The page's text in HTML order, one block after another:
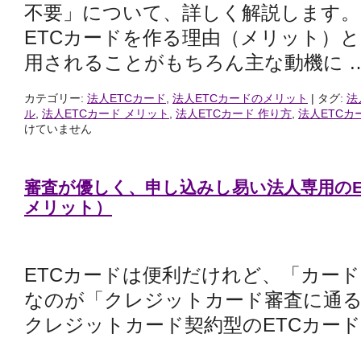
不要」について、詳しく解説します
ETCカードを作る理由（メリット）
用されることがもちろん主な動機に
カテゴリー: 法人ETCカード, 法人ETCカードのメリット | タグ: 法
ル, 法人ETCカード メリット , 法人ETCカード 作り方, 法人ETCカ
けていません
審査が優しく、申し込みし易い法人専用
メリット）
ETCカードは便利だけれど、「カー
なのが「クレジットカード審査に通
クレジットカード契約型のETCカー